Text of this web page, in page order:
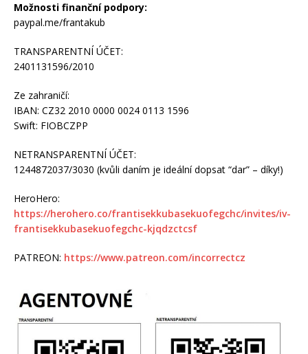
Možnosti finanční podpory:
paypal.me/frantakub
TRANSPARENTNÍ ÚČET:
2401131596/2010
Ze zahraničí:
IBAN: CZ32 2010 0000 0024 0113 1596
Swift: FIOBCZPP
NETRANSPARENTNÍ ÚČET:
1244872037/3030 (kvůli daním je ideální dopsat “dar” – díky!)
HeroHero:
https://herohero.co/frantisekkubasekuofegchc/invites/iv-
frantisekkubasekuofegchc-kjqdzctcsf
PATREON: https://www.patreon.com/incorrectcz